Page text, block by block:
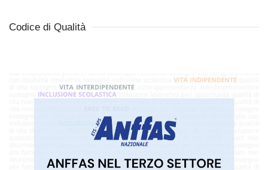
Codice di Qualità